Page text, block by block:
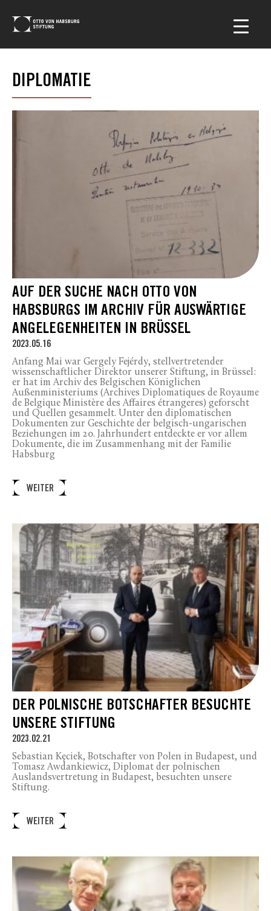
DIPLOMATIE
AUF DER SUCHE NACH OTTO VON
HABSBURGS IM ARCHIV FÜR AUSWÄRTIGE
ANGELEGENHEITEN IN BRÜSSEL
2023.05.16
Anfang Mai war Gergely Fejérdy, stellvertretender
wissenschaftlicher Direktor unserer Stiftung, in Brüssel:
er hat im Archiv des Belgischen Königlichen
Außenministeriums (Archives Diplomatiques de Royaume
de Belgique Ministère des Affaires étrangeres) geforscht
und Quellen gesammelt. Unter den diplomatischen
Dokumenten zur Geschichte der belgisch-ungarischen
Beziehungen im 20. Jahrhundert entdeckte er vor allem
Dokumente, die im Zusammenhang mit der Familie
Habsburg
WEITER
DER POLNISCHE BOTSCHAFTER BESUCHTE
UNSERE STIFTUNG
2023.02.21
Sebastian Kęciek, Botschafter von Polen in Budapest, und
Tomasz Awdankiewicz, Diplomat der polnischen
Auslandsvertretung in Budapest, besuchten unsere
Stiftung.
WEITER